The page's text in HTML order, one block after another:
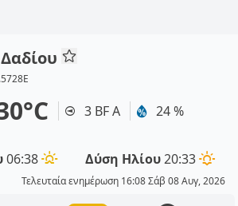
3 BF Α 24 %
06:38 Δύση Ηλίου20:33
Τελευταία ενημέρωση 16:08 Σάβ 08 Αυγ, 2026